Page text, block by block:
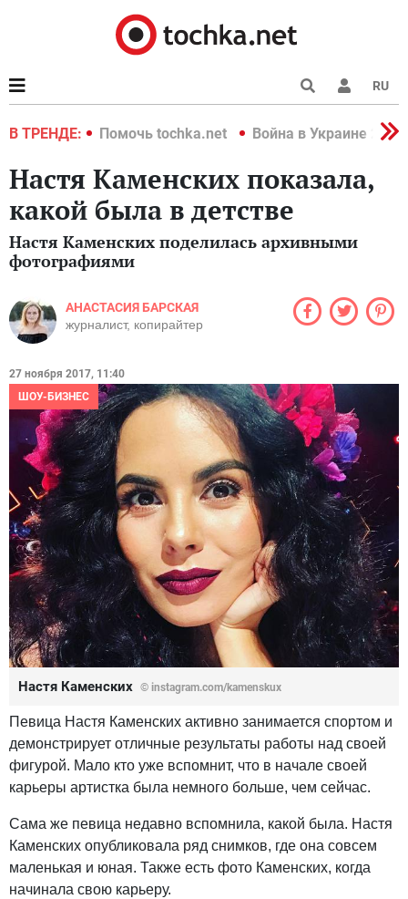
RU
В ТРЕНДЕ:
2022 Помочь tochka.net Война в Украине 2022
Настя Каменских показала,
какой была в детстве
Настя Каменских поделилась архивными
фотографиями
АНАСТАСИЯ БАРСКАЯ
журналист, копирайтер
27 ноября 2017, 11:40
ШОУ-БИЗНЕС
Настя Каменских © instagram.com/kamenskux
Певица Настя Каменских активно занимается спортом и
демонстрирует отличные результаты работы над своей
фигурой. Мало кто уже вспомнит, что в начале своей
карьеры артистка была немного больше, чем сейчас.
Сама же певица недавно вспомнила, какой была. Настя
Каменских опубликовала ряд снимков, где она совсем
маленькая и юная. Также есть фото Каменских, когда
начинала свою карьеру.